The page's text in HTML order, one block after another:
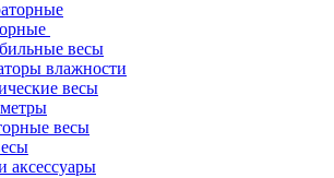
весы
влажности
весы
весы
аксессуары